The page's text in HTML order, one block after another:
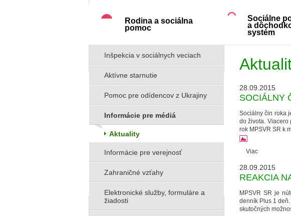
Rodina a sociálna
pomoc
Sociálne
a
systém
28.09.2015
SOCIÁLNY
Sociálny čin roka
do života.
rok MPSVR SR k
Viac
28.09.2015
REAKCIA
MPSVR SR je
denník Plus 1
skutočných
Inšpekcia v sociálnych veciach
Aktívne starnutie
Pomoc pre odídencov z Ukrajiny
Informácie pre médiá
Aktuality
Informácie pre verejnosť
Zahraničné vzťahy
Elektronické služby, formuláre a
žiadosti